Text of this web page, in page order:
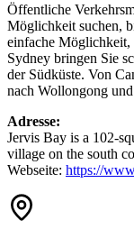
Öffentliche
Möglichkeit suchen,
einfache Möglichkeit,
Sydney bringen Sie
der Südküste. Von
nach Wollongong
Adresse:
Jervis Bay is a 102-
village on the south
Webseite: https://